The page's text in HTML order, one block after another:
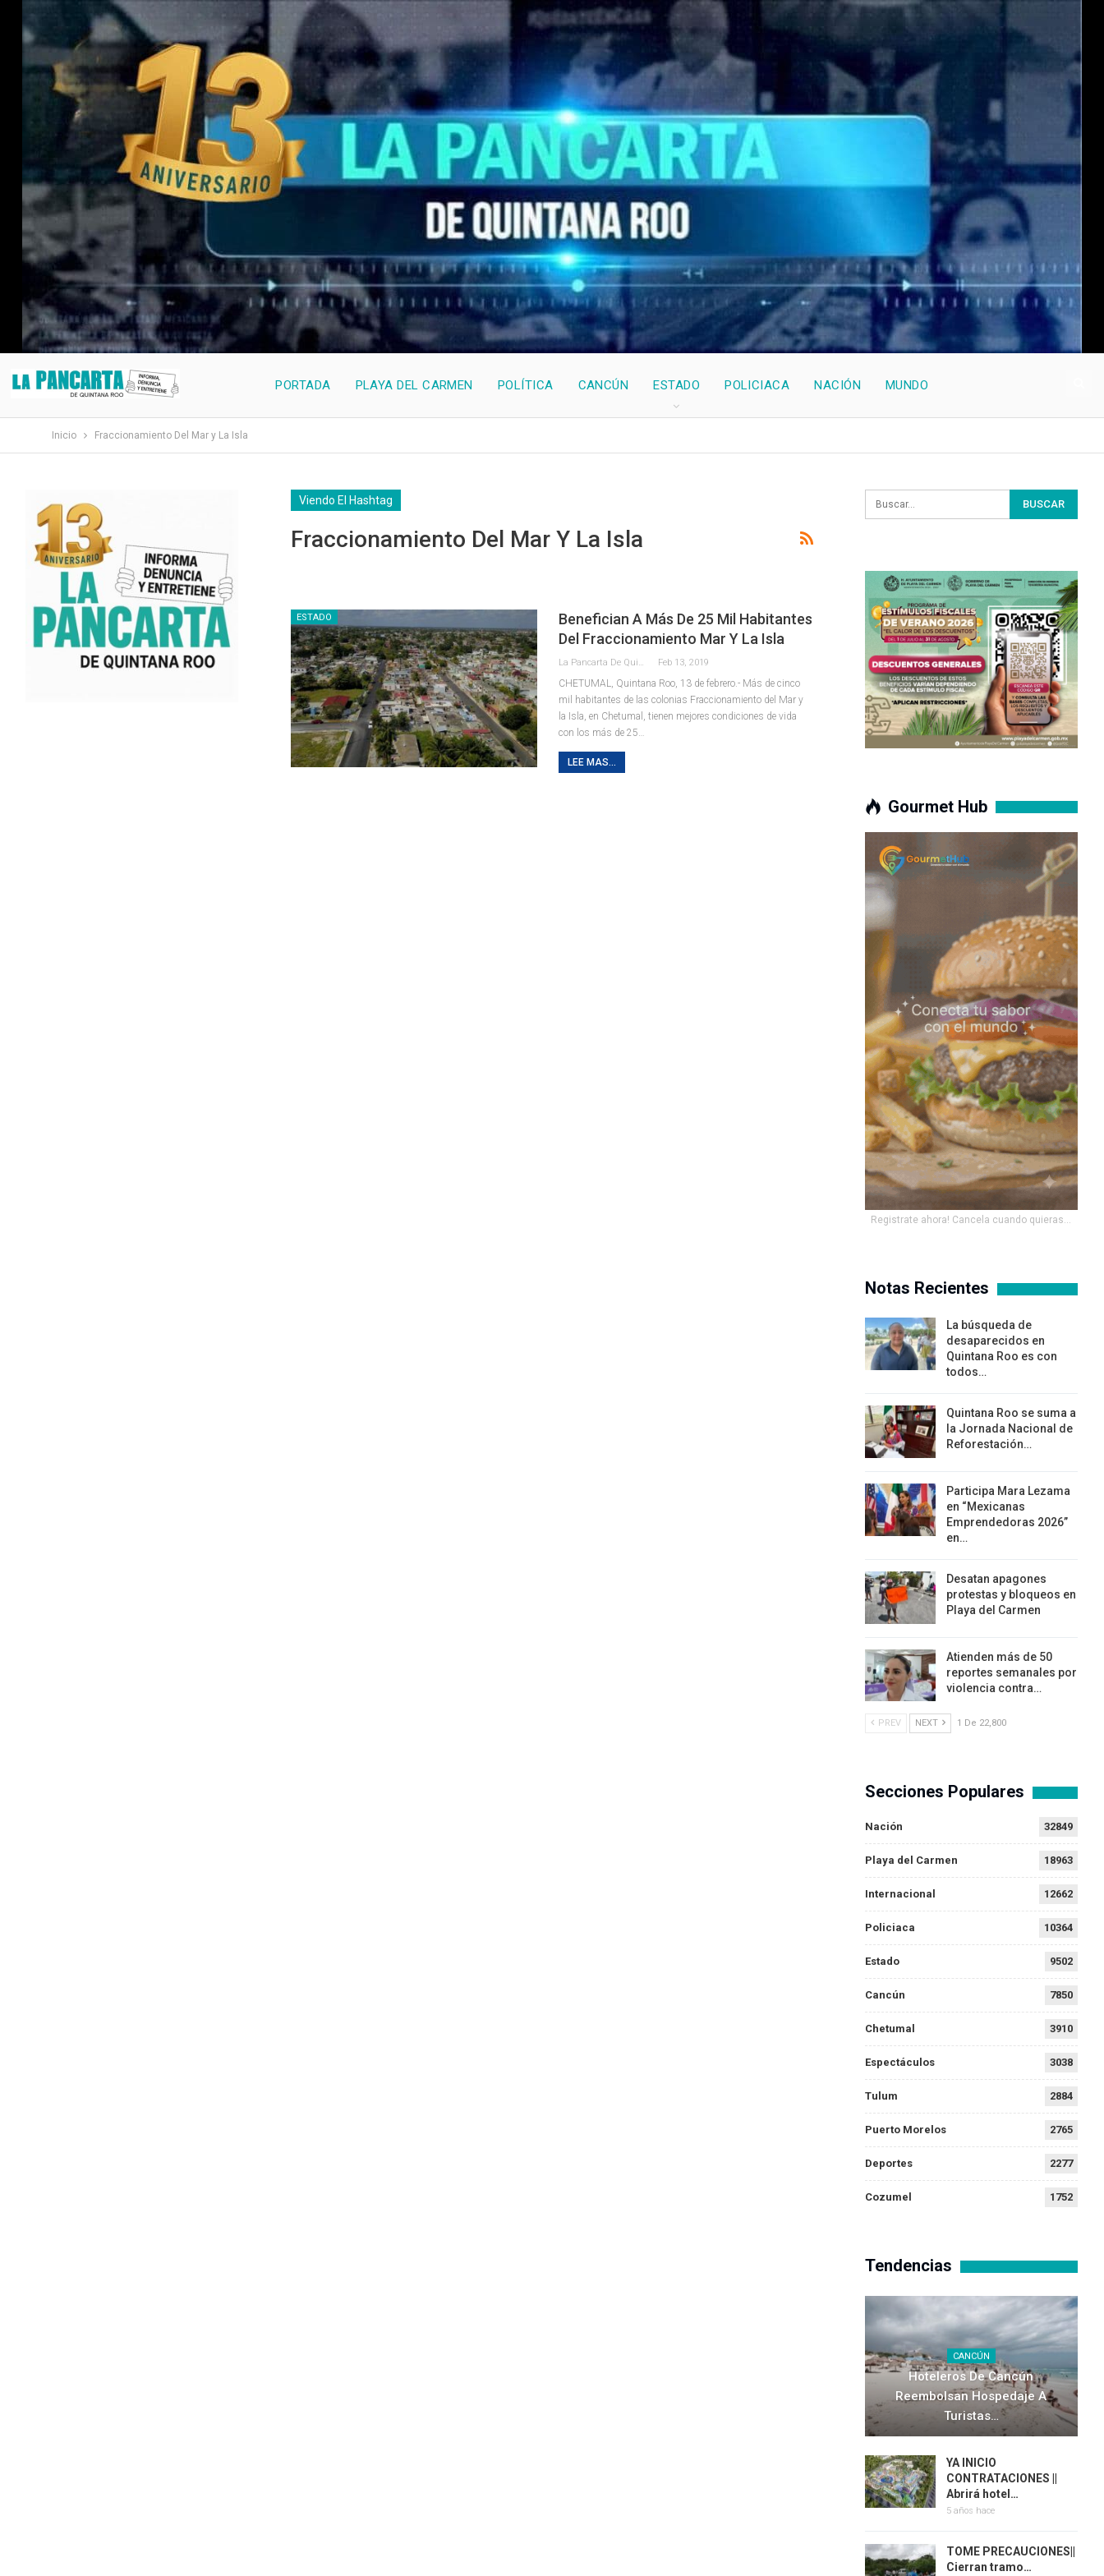
PORTADA PLAYA DEL CARMEN POLÍTICA CANCÚN ESTADO POLICIACA NACIÓN MUNDO
Inicio Fraccionamiento Del Mar y La Isla
Viendo El Hashtag
Fraccionamiento Del Mar Y La Isla
ESTADO
Benefician A Más De 25 Mil Habitantes
Del Fraccionamiento Mar Y La Isla
Feb 13, 2019
CHETUMAL, Quintana Roo, 13 de febrero.- Más de cinco
mil habitantes de las colonias Fraccionamiento del Mar y
la Isla, en Chetumal, tienen mejores condiciones de vida
con los más de 25…
LEE MAS...
Gourmet Hub
Registrate ahora! Cancela cuando quieras...
Notas Recientes
La búsqueda de
desaparecidos en
Quintana Roo es con
todos…
Quintana Roo se suma a
la Jornada Nacional de
Reforestación…
Participa Mara Lezama
en “Mexicanas
Emprendedoras 2026”
en…
Desatan apagones
protestas y bloqueos en
Playa del Carmen
Atienden más de 50
reportes semanales por
violencia contra…
PREV NEXT 1 De 22,800
Secciones Populares
Nación 32849
Playa del Carmen 18963
Internacional 12662
Policiaca 10364
Estado 9502
Cancún 7850
Chetumal 3910
Espectáculos 3038
Tulum 2884
Puerto Morelos 2765
Deportes 2277
Cozumel 1752
Tendencias
CANCÚN
Hoteleros De Cancún
Reembolsan Hospedaje A
Turistas…
YA INICIO
CONTRATACIONES ||
Abrirá hotel…
5 años hace
TOME PRECAUCIONES||
Cierran tramo…